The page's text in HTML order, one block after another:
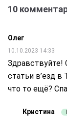
10
Олег
10.10.2023 14:33
Здравствуйте!
статьи в’езд в
что то ещё?
Кристина